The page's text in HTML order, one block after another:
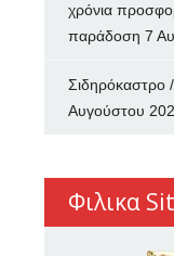
χρόνια
παράδοση 7
Σιδηρόκαστρο
Αυγούστου
Φιλικα